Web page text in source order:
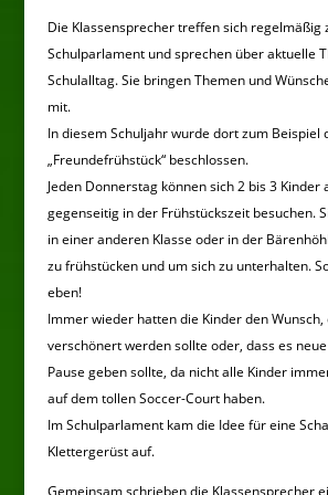
Die Klassensprecher treffen sich regelmäßig
Schulparlament und sprechen über aktuelle
Schulalltag. Sie bringen Themen und
mit.
In diesem Schuljahr wurde dort zum Beispiel
„Freundefrühstück“ beschlossen.
Jeden Donnerstag können sich 2 bis 3 Kinder
gegenseitig in der Frühstückszeit besuchen.
in einer anderen Klasse oder in der
zu frühstücken und um sich zu unterhalten.
eben!
Immer wieder hatten die Kinder den Wunsch,
verschönert werden sollte oder, dass es
Pause geben sollte, da nicht alle Kinder
auf dem tollen Soccer-Court haben.
Im Schulparlament kam die Idee für eine
Klettergerüst auf.